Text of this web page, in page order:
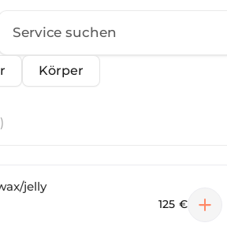
Körper
)
jelly
125 €